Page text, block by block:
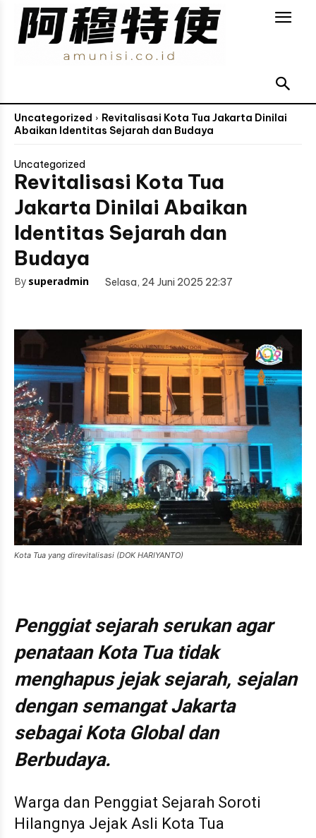
Uncategorized
Revitalisasi Kota Tua Jakarta Dinilai
Abaikan Identitas Sejarah dan Budaya
Uncategorized
Revitalisasi Kota Tua
Jakarta Dinilai Abaikan
Identitas Sejarah dan
Budaya
By superadmin Selasa, 24 Juni 2025 22:37
Kota Tua yang direvitalisasi (DOK HARIYANTO)
Penggiat sejarah serukan agar
penataan Kota Tua tidak
menghapus jejak sejarah, sejalan
dengan semangat Jakarta
sebagai Kota Global dan
Berbudaya.
Warga dan Penggiat Sejarah Soroti
Hilangnya Jejak Asli Kota Tua